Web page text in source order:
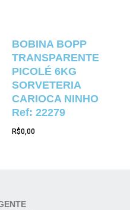
BOBINA BOPP
TRANSPARENTE
PICOLÉ 6KG
SORVETERIA
CARIOCA NINHO
Ref: 22279
R$0,00